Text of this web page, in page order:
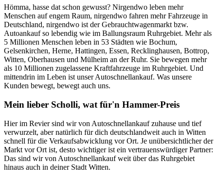
Hömma, hasse dat schon gewusst? Nirgendwo leben mehr
Menschen auf engem Raum, nirgendwo fahren mehr Fahrzeuge in
Deutschland, nirgendwo ist der Gebrauchtwagenmarkt bzw.
Autoankauf so lebendig wie im Ballungsraum Ruhrgebiet. Mehr als
5 Millionen Menschen leben in 53 Städten wie Bochum,
Gelsenkirchen, Herne, Hattingen, Essen, Recklinghausen, Bottrop,
Witten, Oberhausen und Mülheim an der Ruhr. Sie bewegen mehr
als 10 Millionen zugelassene Kraftfahrzeuge im Ruhrgebiet. Und
mittendrin im Leben ist unser Autoschnellankauf. Was unsere
Kunden bewegt, bewegt auch uns.
Mein lieber Scholli, wat für'n Hammer-Preis
Hier im Revier sind wir von Autoschnellankauf zuhause und tief
verwurzelt, aber natürlich für dich deutschlandweit auch in Witten
schnell für die Verkaufsabwicklung vor Ort. Je unübersichtlicher der
Markt vor Ort ist, desto wichtiger ist ein vertrauenswürdiger Partner:
Das sind wir von Autoschnellankauf weit über das Ruhrgebiet
hinaus auch in deiner Stadt Witten.